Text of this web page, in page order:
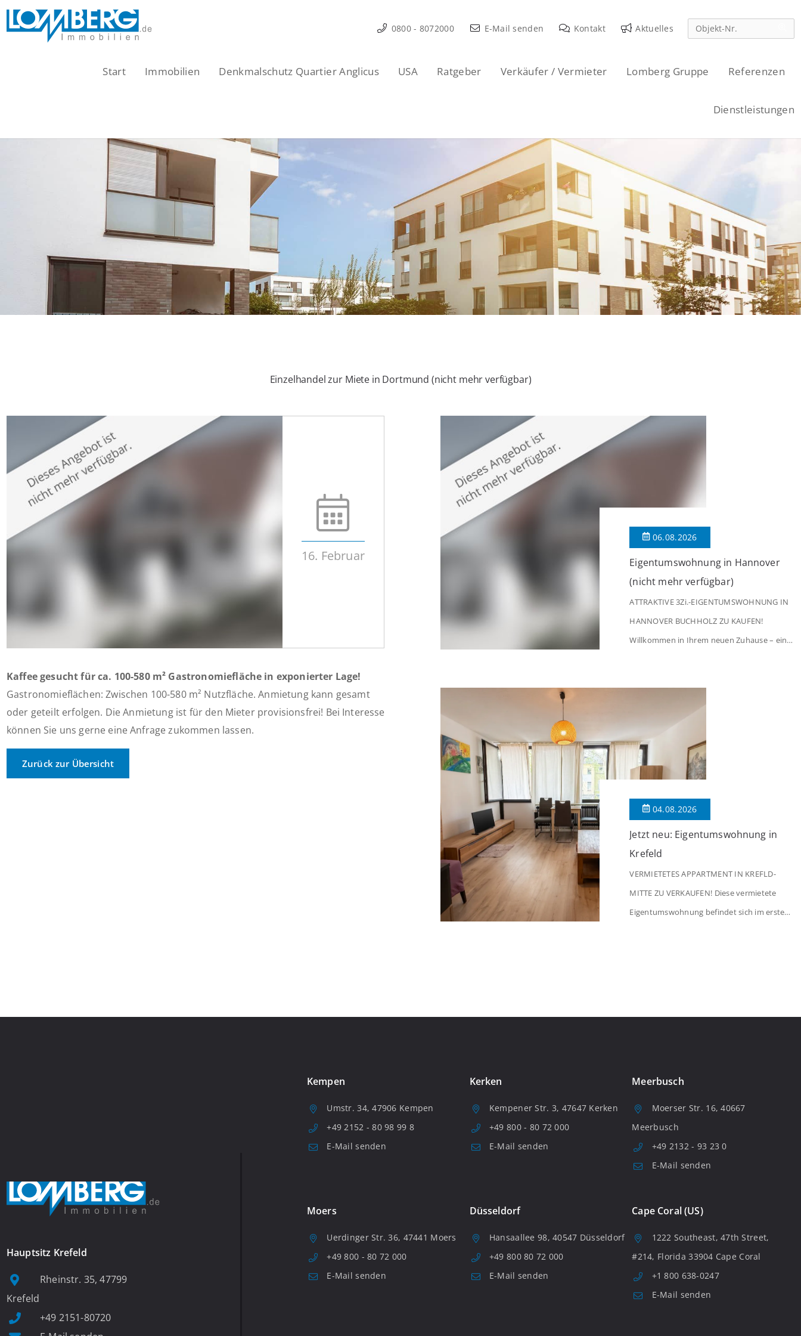
Zum
Inhalt
0800 - 8072000 E-Mail senden Kontakt Aktuelles
Start Immobilien Denkmalschutz Quartier Anglicus USA Ratgeber Verkäufer / Vermieter Lomberg Gruppe Referenzen
Dienstleistungen
Einzelhandel zur Miete in Dortmund (nicht mehr verfügbar)
16. Februar
Kaffee gesucht für ca. 100-580 m² Gastronomiefläche in exponierter Lage!
Gastronomieflächen: Zwischen 100-580 m² Nutzfläche. Anmietung kann gesamt
oder geteilt erfolgen. Die Anmietung ist für den Mieter provisionsfrei! Bei Interesse
können Sie uns gerne eine Anfrage zukommen lassen.
Zurück zur Übersicht
06.08.2026
Eigentumswohnung in Hannover
(nicht mehr verfügbar)
ATTRAKTIVE 3Zi.-EIGENTUMSWOHNUNG IN
HANNOVER BUCHHOLZ ZU KAUFEN!
Willkommen in Ihrem neuen Zuhause – einer
empfängt Sie herzlich und macht Lust auf
begeistert mit einem breiten Fenster, viel
Tageslicht und Blick ins satte Grün der
04.08.2026
Jetzt neu: Eigentumswohnung in
Krefeld
VERMIETETES APPARTMENT IN KREFLD-
MITTE ZU VERKAUFEN! Diese vermietete
Eigentumswohnung befindet sich im ersten
Hauptsitz Krefeld
Rheinstr. 35, 47799
Krefeld
+49 2151-80720
Kempen
Umstr. 34, 47906 Kempen
+49 2152 - 80 98 99 8
E-Mail senden
Kerken
Kempener Str. 3, 47647 Kerken
+49 800 - 80 72 000
E-Mail senden
Meerbusch
Moerser Str. 16, 40667
Meerbusch
+49 2132 - 93 23 0
E-Mail senden
Moers
Uerdinger Str. 36, 47441 Moers
+49 800 - 80 72 000
E-Mail senden
Düsseldorf
Hansaallee 98, 40547 Düsseldorf
+49 800 80 72 000
E-Mail senden
Cape Coral (US)
1222 Southeast, 47th Street,
#214, Florida 33904 Cape Coral
+1 800 638-0247
E-Mail senden